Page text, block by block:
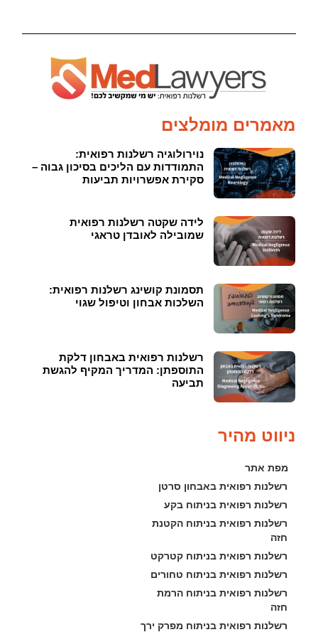
מאמרים מומלצים
נוירולוגיה רשלנות רפואית:
התמודדות עם הליכים בסיכון גבוה –
סקירת אפשרויות תביעות
לידה שקטה רשלנות רפואית
שמובילה לאובדן טראגי
תסמונת קושינג רשלנות רפואית:
השלכות אבחון וטיפול שגוי
רשלנות רפואית באבחון דלקת
התוספתן: המדריך המקיף להגשת
תביעה
ניווט מהיר
מפת אתר
רשלנות רפואית באבחון סרטן
רשלנות רפואית בניתוח בקע
רשלנות רפואית בניתוח הקטנת
חזה
רשלנות רפואית בניתוח קטרקט
רשלנות רפואית בניתוח טחורים
רשלנות רפואית בניתוח הרמת
חזה
רשלנות רפואית בניתוח מפרק ירך